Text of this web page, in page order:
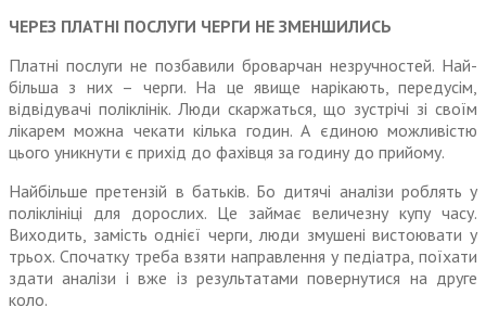
ЧЕРЕЗ ПЛАТНІ ПОСЛУГИ ЧЕРГИ НЕ ЗМЕНШИЛИСЬ
Платні послуги не позбавили броварчан незручностей. Най­
більша з них – черги. На це явище нарікають, передусім,
відвідувачі поліклінік. Люди скаржаться, що зустрічі зі своїм
лікарем можна чекати кілька годин. А єдиною можливістю
цього уникнути є прихід до фахівця за годину до прийому.
Найбільше претензій в батьків. Бо дитячі аналізи роблять у
полі­клініці для дорослих. Це займає величезну купу часу.
Виходить, замість однієї черги, люди змушені вистоювати у
трьох. Спо­чатку треба взяти направлення у педіатра, поїхати
здати аналізи і вже із результатами поверну­тися на друге
коло.